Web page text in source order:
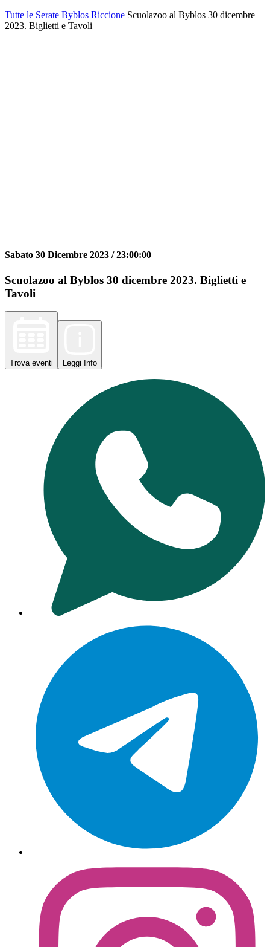
Tutte le Serate Byblos Riccione Scuolazoo al Byblos 30 dicembre
2023. Biglietti e Tavoli
Sabato 30 Dicembre 2023 /23:00:00
Scuolazoo al Byblos 30 dicembre 2023. Biglietti e
Tavoli
Trova eventi Leggi Info